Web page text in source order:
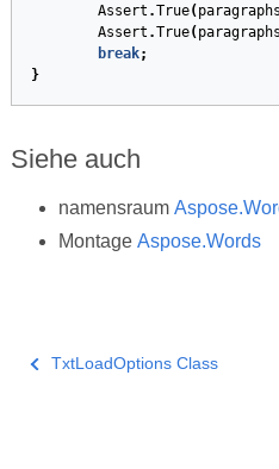
Assert .True( paragraphs
Assert .True( paragraphs
break;
}
Siehe auch
namensraum
Montage Aspose.Words
TxtLoadOptions Class